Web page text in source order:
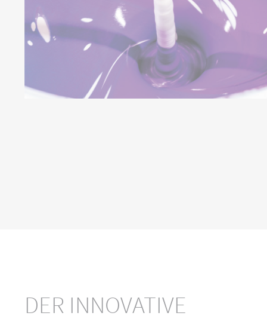
DER INNOVATIVE